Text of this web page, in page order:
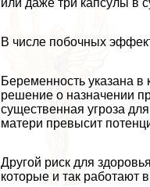
или даже три капсулы в
В числе побочных
Беременность указана в
решение о назначении
существенная угроза
матери превысит
Другой риск для
которые и так